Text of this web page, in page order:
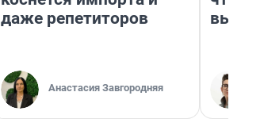
даже репетиторов
Анастасия Завгородняя